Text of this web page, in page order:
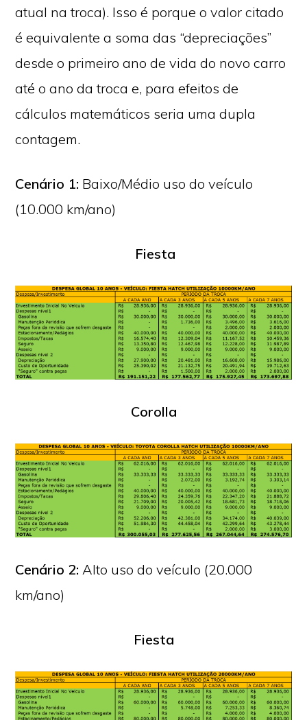
atual na troca). Isso é porque o valor citado
é equivalente a soma das “depreciações”
desde o primeiro ano de vida do novo carro
até o ano da troca e, para efeitos de
cálculos matemáticos seria uma dupla
contagem.
Cenário 1: Baixo/Médio uso do veículo
(10.000 km/ano)
Fiesta
Corolla
Cenário 2: Alto uso do veículo (20.000
km/ano)
Fiesta